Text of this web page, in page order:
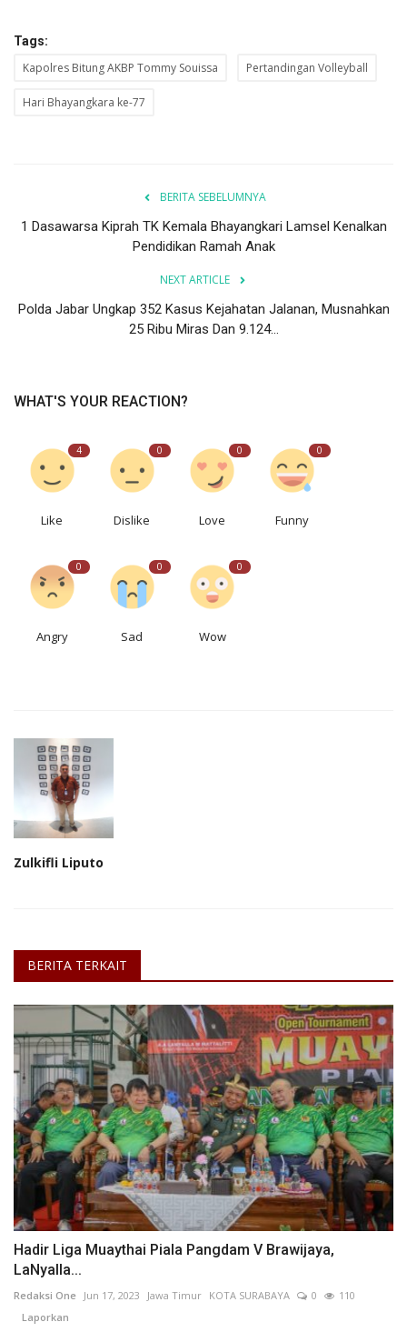
Tags:
Kapolres Bitung AKBP Tommy Souissa Pertandingan Volleyball
Hari Bhayangkara ke-77
BERITA SEBELUMNYA
1 Dasawarsa Kiprah TK Kemala Bhayangkari Lamsel Kenalkan
Pendidikan Ramah Anak
NEXT ARTICLE
Polda Jabar Ungkap 352 Kasus Kejahatan Jalanan, Musnahkan
25 Ribu Miras Dan 9.124...
WHAT'S YOUR REACTION?
4
Like
0
Dislike
0
Love
0
Funny
0
Angry
0
Sad
0
Wow
Zulkifli Liputo
BERITA TERKAIT
Hadir Liga Muaythai Piala Pangdam V Brawijaya,
LaNyalla...
Redaksi One Jun 17, 2023 Jawa Timur KOTA SURABAYA 0
110
Laporkan